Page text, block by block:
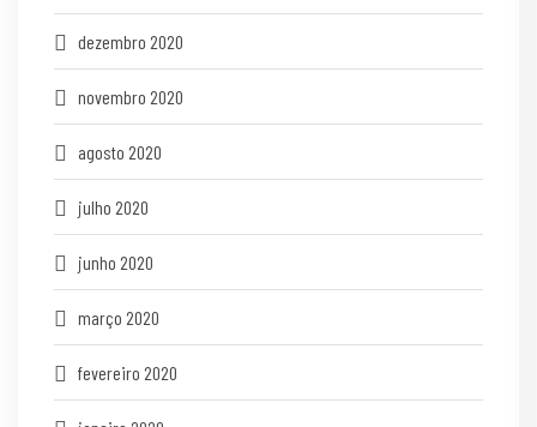
dezembro 2020
novembro 2020
agosto 2020
julho 2020
junho 2020
março 2020
fevereiro 2020